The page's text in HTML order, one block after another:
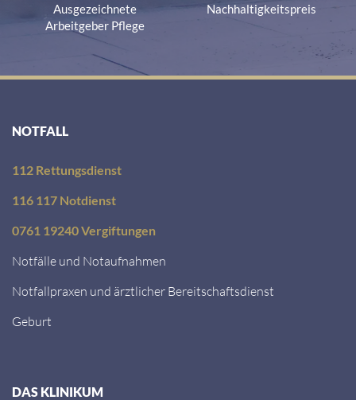
Ausgezeichnete
Arbeitgeber Pflege
Nachhaltigkeitspreis
NOTFALL
112 Rettungsdienst
116 117 Notdienst
0761 19240 Vergiftungen
Notfälle und Notaufnahmen
Notfallpraxen und ärztlicher Bereitschaftsdienst
Geburt
DAS KLINIKUM